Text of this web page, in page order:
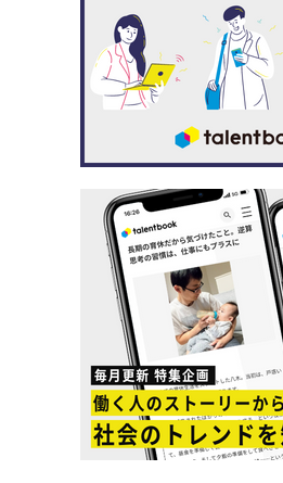
熊倉 「入社前の面談では『一
いです』と希望を出していま
が力をつけるには、誰よりも
するのがベストだと考えてい
先考えずやってみるしかない
食らいついていきました」
自ら選択したことで得た覚悟、そ
にして熊倉は数百名以上にものぼ
プクラスに入る成果を挙げ、本社
ングの本陣に戻ってきました。
論理的に仕事を動かす経
ィの追求を決意